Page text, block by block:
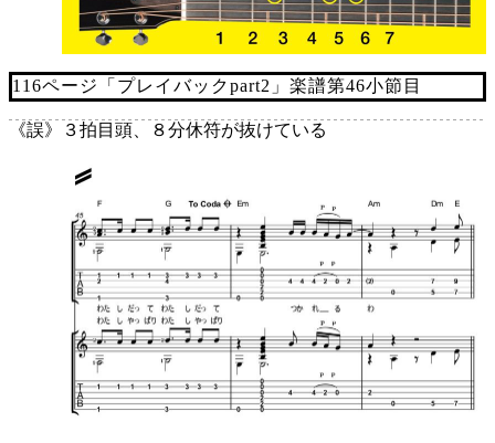
116ページ「プレイバックpart2」楽譜第46小節目
《誤》 ３拍目頭、８分休符が抜けている